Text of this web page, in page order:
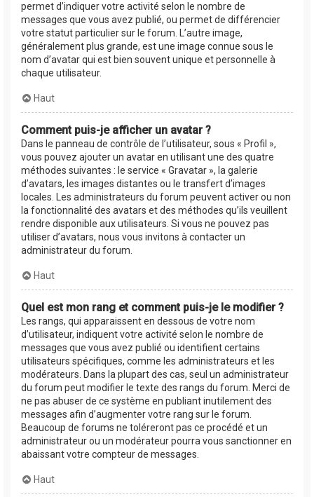
permet d’indiquer votre activité selon le nombre de
messages que vous avez publié, ou permet de différencier
votre statut particulier sur le forum. L’autre image,
généralement plus grande, est une image connue sous le
nom d’avatar qui est bien souvent unique et personnelle à
chaque utilisateur.
Haut
Comment puis-je afficher un avatar ?
Dans le panneau de contrôle de l’utilisateur, sous « Profil »,
vous pouvez ajouter un avatar en utilisant une des quatre
méthodes suivantes : le service « Gravatar », la galerie
d’avatars, les images distantes ou le transfert d’images
locales. Les administrateurs du forum peuvent activer ou non
la fonctionnalité des avatars et des méthodes qu’ils veuillent
rendre disponible aux utilisateurs. Si vous ne pouvez pas
utiliser d’avatars, nous vous invitons à contacter un
administrateur du forum.
Haut
Quel est mon rang et comment puis-je le modifier ?
Les rangs, qui apparaissent en dessous de votre nom
d’utilisateur, indiquent votre activité selon le nombre de
messages que vous avez publié ou identifient certains
utilisateurs spécifiques, comme les administrateurs et les
modérateurs. Dans la plupart des cas, seul un administrateur
du forum peut modifier le texte des rangs du forum. Merci de
ne pas abuser de ce système en publiant inutilement des
messages afin d’augmenter votre rang sur le forum.
Beaucoup de forums ne toléreront pas ce procédé et un
administrateur ou un modérateur pourra vous sanctionner en
abaissant votre compteur de messages.
Haut